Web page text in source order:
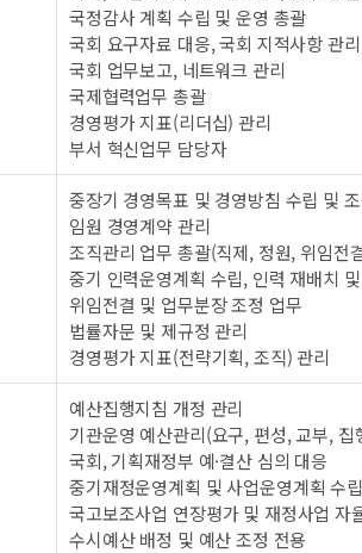
국정감사 계획 수립 및 운영 총괄
국회 요구자료 대응, 국회 지적사항 관리
국회 업무보고, 네트워크 관리
국제협력업무 총괄
경영평가 지표(리더십) 관리
부서 혁신업무 담당자
중장기 경영목표 및 경영방침 수립 및
임원 경영계약 관리
조직관리 업무 총괄(직제, 정원, 위임전
중기 인력운영계획 수립, 인력 재배치
위임전결 및 업무분장 조정 업무
법률자문 및 제규정 관리
경영평가 지표(전략기획, 조직) 관리
예산집행지침 개정 관리
기관운영 예산관리(요구, 편성, 교부, 집
국회, 기획재정부 예·결산 심의 대응
중기재정운영계획 및 사업운영계획 수
국고보조사업 연장평가 및 재정사업 자
수시예산 배정 및 예산 조정 전용